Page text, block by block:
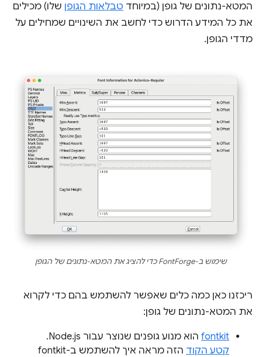
המטא-נתונים של גופן (במיוחד טבלאות הגופן שלו) מכילים
את כל המידע הדרוש כדי לחשב את השינויים שמחילים על
מדדי הגופן.
שימוש ב-FontForge כדי להציג את המטא-נתונים של הגופן
ריכזנו כאן כמה כלים שאפשר להשתמש בהם כדי לקרוא
את המטא-נתונים של גופן:
fontkit הוא מנוע גופנים שנוצר עבור Node.js.
קטע הקוד
הזה מראה איך להשתמש ב-fontkit